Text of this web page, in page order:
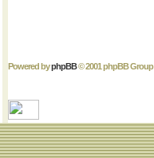
Powered byphpBB© 2001 phpBB Group